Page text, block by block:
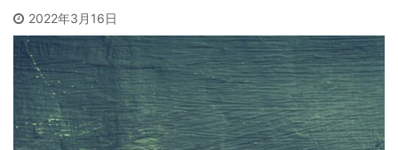
2022年3月16日